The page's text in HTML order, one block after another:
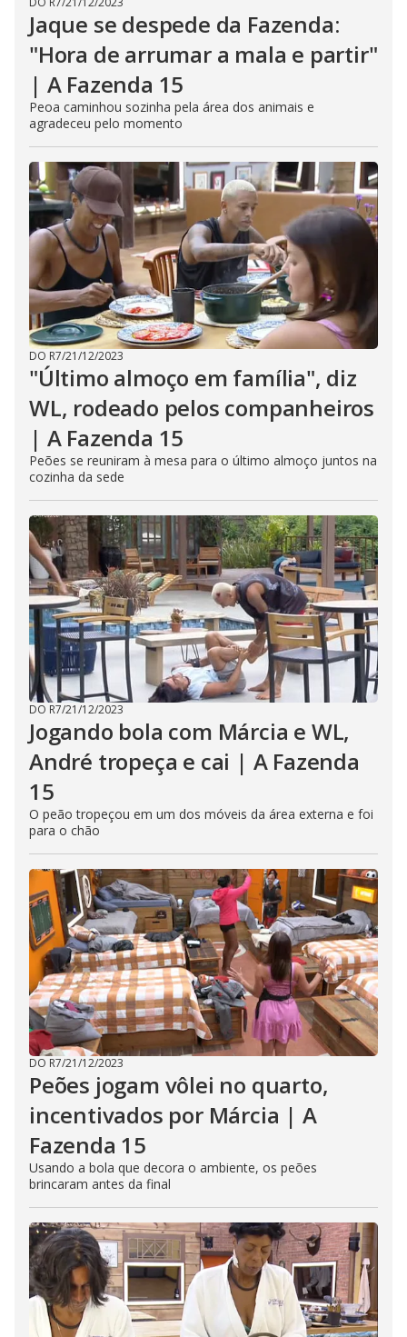
Jaque se despede da Fazenda:
"Hora de arrumar a mala e partir"
| A Fazenda 15
Peoa caminhou sozinha pela área dos animais e
agradeceu pelo momento
DO R7/21/12/2023
"Último almoço em família", diz
WL, rodeado pelos companheiros
| A Fazenda 15
Peões se reuniram à mesa para o último almoço juntos na
cozinha da sede
DO R7/21/12/2023
Jogando bola com Márcia e WL,
André tropeça e cai | A Fazenda
15
O peão tropeçou em um dos móveis da área externa e foi
para o chão
DO R7/21/12/2023
Peões jogam vôlei no quarto,
incentivados por Márcia | A
Fazenda 15
Usando a bola que decora o ambiente, os peões
brincaram antes da final